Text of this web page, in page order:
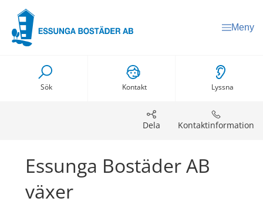
Meny
Sök Kontakt Lyssna
Dela Kontaktinformation
Essunga Bostäder AB
växer